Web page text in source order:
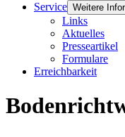
Service Weitere
Links
Aktuelles
Presseartikel
Formulare
Erreichbarkeit